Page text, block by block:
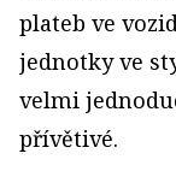
plateb ve
jednotky ve
velmi
přívětivé.